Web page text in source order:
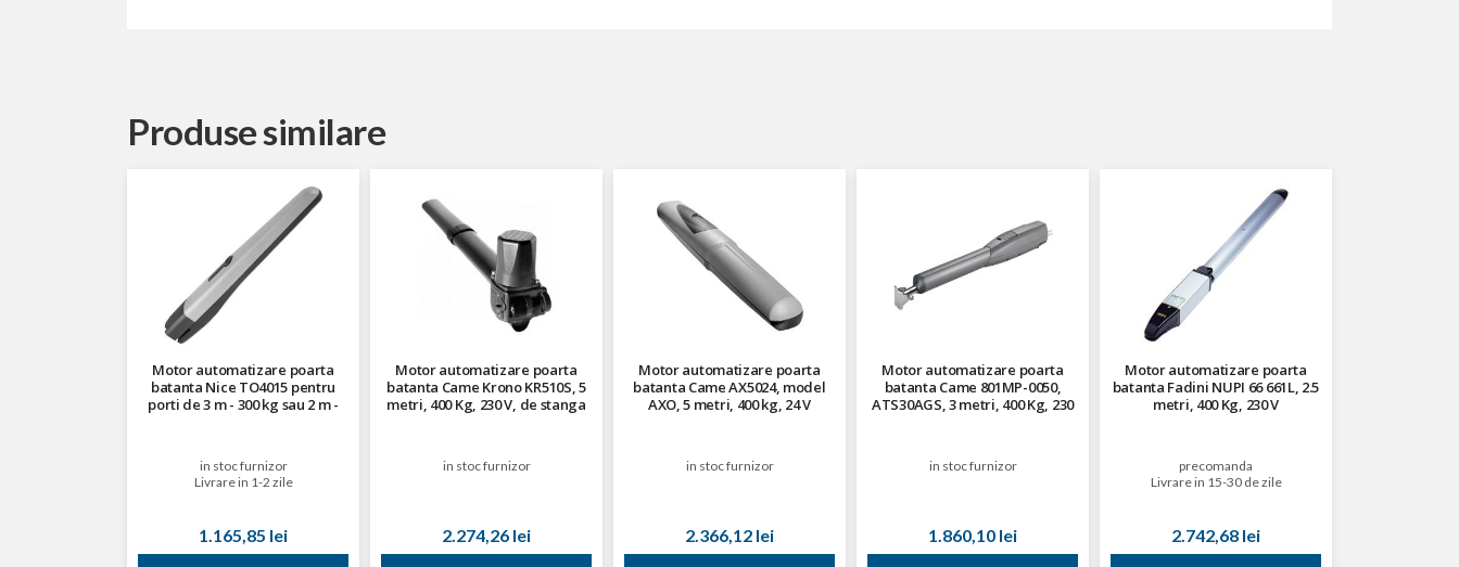
Produse similare
Motor automatizare poarta
batanta Nice TO4015 pentru
porti de 3 m - 300 kg sau 2 m -
in stoc furnizor
Livrare in 1-2 zile
1.165,85 lei
Motor automatizare poarta
batanta Came Krono KR510S, 5
metri, 400 Kg, 230 V, de stanga
in stoc furnizor
2.274,26 lei
Motor automatizare poarta
batanta Came AX5024, model
AXO, 5 metri, 400 kg, 24 V
in stoc furnizor
2.366,12 lei
Motor automatizare poarta
batanta Came 801MP-0050,
ATS30AGS, 3 metri, 400 Kg, 230
in stoc furnizor
1.860,10 lei
Motor automatizare poarta
batanta Fadini NUPI 66 661L, 2.5
metri, 400 Kg, 230 V
precomanda
Livrare in 15-30 de zile
2.742,68 lei